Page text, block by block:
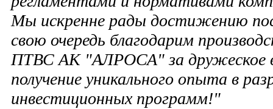
Мы искренне рады достижению
свою очередь благодарим
ПТВС АК "АЛРОСА" за дружеское
получение уникального опыта в
инвестиционных программ!"